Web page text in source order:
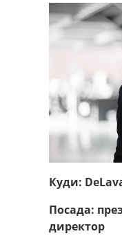
Куди:
Посада:
директор